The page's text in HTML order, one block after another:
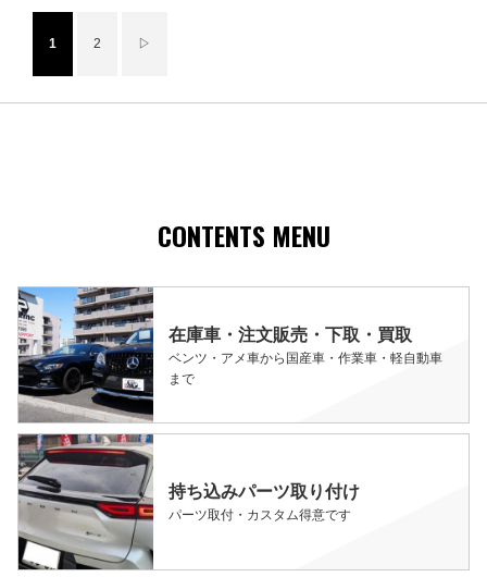
1 2 ▷
CONTENTS MENU
在庫車・注文販売・下取・買取
ベンツ・アメ車から国産車・作業車・軽自動車
まで
持ち込みパーツ取り付け
パーツ取付・カスタム得意です